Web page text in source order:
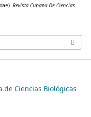
Revista Cubana De Ciencias
de Ciencias Biológicas